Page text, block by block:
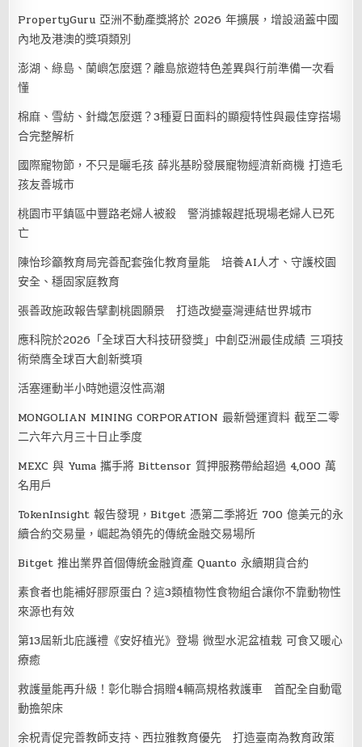
PropertyGuru 亞洲不動產獎將於 2026 年擴展，增設涵蓋中國
內地及港澳的獎項類別
澎湖、綠島、蘭嶼怎麼選？離島旅遊特色差異與行前準備一次看
懂
棉麻、雪紡、針織怎麼選？3種夏日面料的顯瘦特性與最佳穿搭場
合完整解析
國際寵物節，不只是曬毛孩 薛兆基盼發展寵物經濟新商機 打造毛
孩友善城市
桃園市平鎮區中豐路老婦人被殺 警消據報趕抵現場老婦人已死
亡
陳怡珍籲教育局完善配套強化教育量能 培養AI人才、守護校園
安全、穩固家庭教育
張善政施政報告擘劃桃園願景 打造改變臺灣連結世界城市
應科院於2026「全球百大科技研發獎」中創亞洲最佳成績 三項技
術榮膺全球百大創新獎項
活塞運動半小時她還沒性高潮
MONGOLIAN MINING CORPORATION 最新營運資料 截至二零
二六年六月三十日止季度
MEXC 與 Yuma 攜手將 Bittensor 質押服務帶給超過 4,000 萬
名用戶
TokenInsight 報告發現，Bitget 憑第二季將近 700 億美元的永
續合約交易量，崛起為領先的傳統金融交易場所
Bitget 推出業界首個傳統金融資產 Quanto 永續期貨合約
素食者也能補好膠原蛋白？這3類植物性食物組合讓你不靠動物性
來源也有效
第13屆新北庇護禮《安好植光》登場 微型水泥盆植栽 可食又暖心
療癒
救護量能再升級！彰化聯合捐贈4輛高規格救護車 首配全自動電
動擔架床
余柷青促完善教師支持、西拉雅教育優先 打造臺南為教育政策